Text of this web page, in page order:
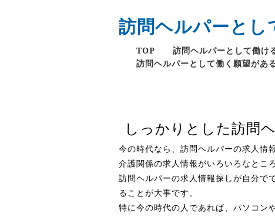
訪問ヘルパーと
TOP 訪問ヘルパーとして働け
訪問ヘルパーとして働く願望があ
しっかりとした訪問
今の時代なら、訪問ヘルパーの求人情
介護関係の求人情報がいろいろなとこ
訪問ヘルパーの求人情報探しが自分で
ることが大事です。
特に今の時代の人であれば、パソコン